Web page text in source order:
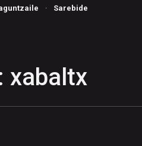
· Sarebide
xabaltx